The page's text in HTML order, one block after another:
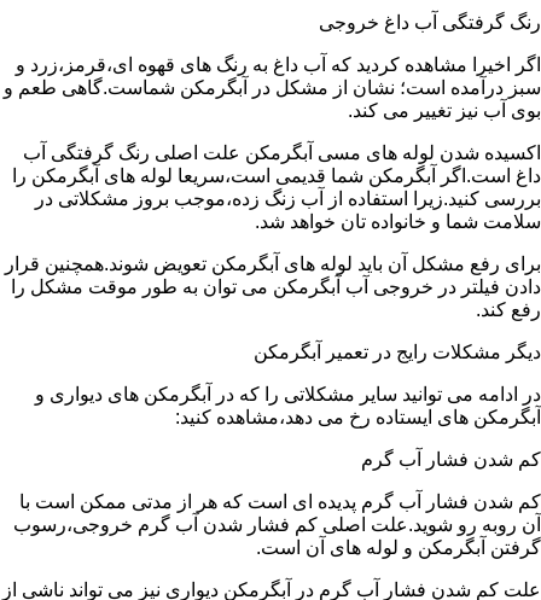
رنگ گرفتگی آب داغ خروجی
اگر اخیرا مشاهده کردید که آب داغ به رنگ های قهوه ای،قرمز،زرد و
سبز درآمده است؛ نشان از مشکل در آبگرمکن شماست.گاهی طعم و
بوی آب نیز تغییر می کند.
اکسیده شدن لوله های مسی آبگرمکن علت اصلی رنگ گرفتگی آب
داغ است.اگر آبگرمکن شما قدیمی است،سریعا لوله های آبگرمکن را
بررسی کنید.زیرا استفاده از آب زنگ زده،موجب بروز مشکلاتی در
سلامت شما و خانواده تان خواهد شد.
برای رفع مشکل آن باید لوله های آبگرمکن تعویض شوند.همچنین قرار
دادن فیلتر در خروجی آب آبگرمکن می توان به طور موقت مشکل را
رفع کند.
دیگر مشکلات رایج در تعمیر آبگرمکن
در ادامه می توانید سایر مشکلاتی را که در آبگرمکن های دیواری و
آبگرمکن های ایستاده رخ می دهد،مشاهده کنید:
کم شدن فشار آب گرم
کم شدن فشار آب گرم پدیده ای است که هر از مدتی ممکن است با
آن روبه رو شوید.علت اصلی کم فشار شدن آب گرم خروجی،رسوب
گرفتن آبگرمکن و لوله های آن است.
علت کم شدن فشار آب گرم در آبگرمکن دیواری نیز می تواند ناشی از